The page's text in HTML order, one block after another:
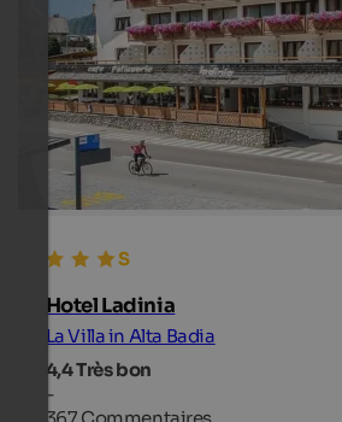
Hotel Ladinia
La Villa in Alta Badia
4,4Très bon
-